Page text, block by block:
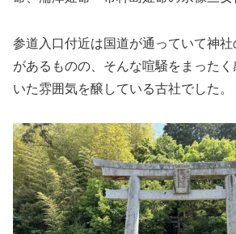
参道入口付近は国道が通っていて神
があるものの、そんな喧騒をまった
いた雰囲気を醸している古社でした。